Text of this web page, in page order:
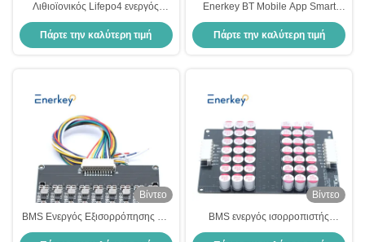
Λιθιοϊονικός Lifepo4 ενεργός
εξισορρόπησης κυττάρων BMS
10A εξισορρόπησης μπαταρίας
200A 2S - 24S
Πάρτε την καλύτερη τιμή
Enerkey BT Mobile App Smart
Active Equalizer 8a Lifepo4 Active
Cell Balancer για αποθήκευση
ενέργειας RV
Πάρτε την καλύτερη τιμή
Βίντεο
BMS Ενεργός Εξισορρόπησης 1A
10S Λιθιοϊόν / Lifepo4
Βίντεο
BMS ενεργός ισορροπιστής
Lifepo4 5A 9S 10S 11S 12S 14S